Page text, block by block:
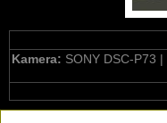
Kamera: SONY DSC-P73 |